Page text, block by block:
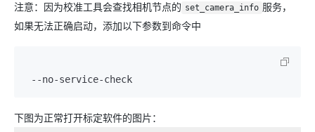
注意：因为校准工具会查找相机节点的 set_camera_info 服务，
如果无法正确启动，添加以下参数到命令中
下图为正常打开标定软件的图片：